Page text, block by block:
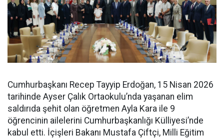
Cumhurbaşkanı Recep Tayyip Erdoğan, 15 Nisan 2026
tarihinde Ayser Çalık Ortaokulu’nda yaşanan elim
saldırıda şehit olan öğretmen Ayla Kara ile 9
öğrencinin ailelerini Cumhurbaşkanlığı Külliyesi’nde
kabul etti. İçişleri Bakanı Mustafa Çiftçi, Milli Eğitim